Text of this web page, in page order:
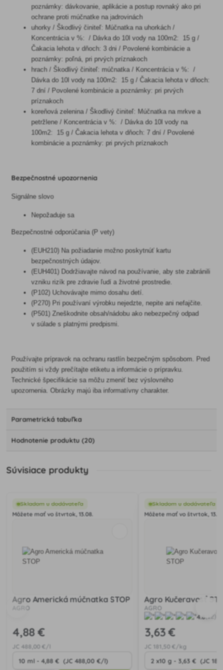
poznámky: dávkovanie, aplikácie a postup rovnaký ako pri
ochrane proti múčnatke na jadrovinách
uhorky / Škodlivý činiteľ: Múčnatka na uhorkách /
Koncentrácia v %: / Dávka do 10l vody na 100m2: 15 g /
Čakacia lehota v dňoch: 3 dni / Povolené kombinácie a
poznámky: poľná, pri prvých príznakoch
hrach / Škodlivý činiteľ: múčnatka / Koncentrácia v %: /
Dávka do 10l vody na 100m2: 15 g / Čakacia lehota v dňoch:
7 dní / Povolené kombinácie a poznámky: pri prvých
príznakoch
koreňová zelenina / Škodlivý činiteľ: Múčnatka na mrkve a
petržlene / Koncentrácia v %: / Dávka do 10l vody na
100m2: 15 g / Čakacia lehota v dňoch: 7 dní / Povolené
kombinácie a poznámky: pri prvých príznakoch
Bezpečnostné upozornenia
Signálne slovo
Nepožaduje sa
Bezpečnostné odporúčania (P vety)
(EUH210) Na požiadanie možno poskytnúť kartu
bezpečnostných údajov.
(EUH401) Dodržiavajte návod na používanie, aby ste zabránili
vzniku rizík pre zdravie ľudí a životné prostredie.
(P102) Uchovávajte mimo dosahu detí.
(P270) Pri používaní výrobku nejedzte, nepite ani nefajčite.
(P501) Zneškodnite obsah/nádobu ako nebezpečný odpad
v súlade s platnými predpismi.
Používajte prípravok na ochranu rastlín bezpečným spôsobom. Pred
použitím si vždy prečítajte etiketu a informácie o prípravku.
Technické špecifikácie sa môžu zmeniť bez výslovného
upozornenia. Obrázky majú iba informatívny charakter.
Parametrická tabuľka
Hodnotenie produktu (20)
Súvisiace produkty
Skladom u dodávateľa
Môžete mať vo štvrtok, 13.08.
Agro Americká múčnatka STOP
AGRO
4,88 €
488 ,00 €/l
Skladom u dodávateľa
Môžete mať vo štvrtok,
Agro Kučeravosť
AGRO
4.8(12)
3,63 €
181 ,50 €/kg